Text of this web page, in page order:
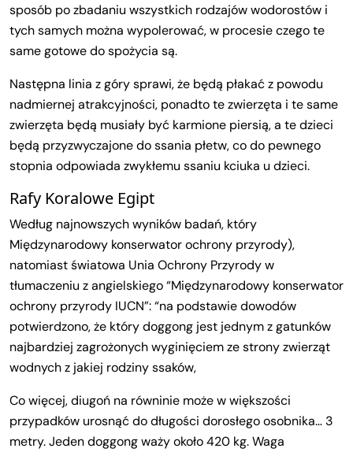
sposób po zbadaniu wszystkich rodzajów wodorostów i
tych samych można wypolerować, w procesie czego te
same gotowe do spożycia są.
Następna linia z góry sprawi, że będą płakać z powodu
nadmiernej atrakcyjności, ponadto te zwierzęta i te same
zwierzęta będą musiały być karmione piersią, a te dzieci
będą przyzwyczajone do ssania płetw, co do pewnego
stopnia odpowiada zwykłemu ssaniu kciuka u dzieci.
Rafy Koralowe Egipt
Według najnowszych wyników badań, który
Międzynarodowy konserwator ochrony przyrody),
natomiast światowa Unia Ochrony Przyrody w
tłumaczeniu z angielskiego “Międzynarodowy konserwator
ochrony przyrody IUCN”: “na podstawie dowodów
potwierdzono, że który doggong jest jednym z gatunków
najbardziej zagrożonych wyginięciem ze strony zwierząt
wodnych z jakiej rodziny ssaków,
Co więcej, diugoń na równinie może w większości
przypadków urosnąć do długości dorosłego osobnika… 3
metry. Jeden doggong waży około 420 kg. Waga